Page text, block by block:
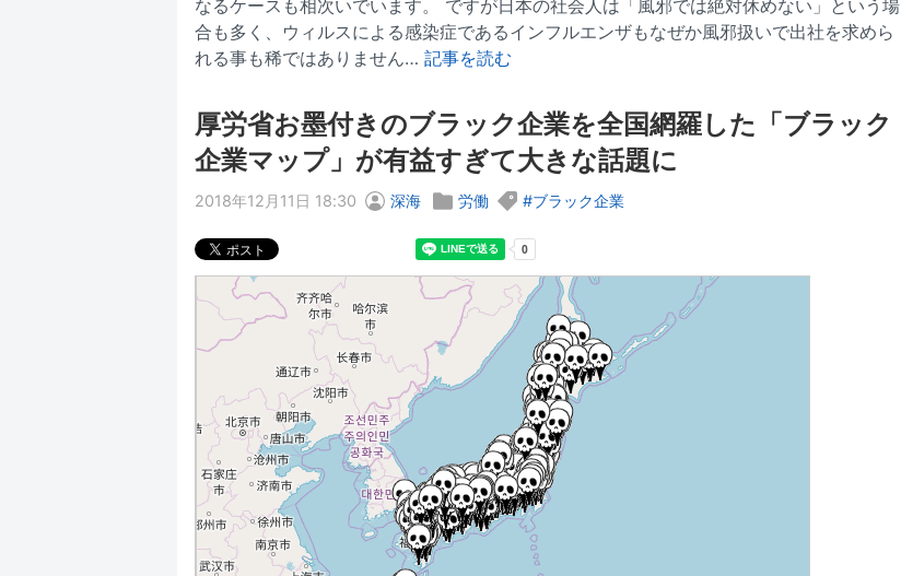
なるケースも相次いでいます。 ですが日本の社会人は「風邪では絶対休めない」という場
合も多く、ウィルスによる感染症であるインフルエンザもなぜか風邪扱いで出社を求めら
れる事も稀ではありません… 記事を読む
厚労省お墨付きのブラック企業を全国網羅した「ブラック
企業マップ」が有益すぎて大きな話題に
2018年12月11日 18:30 深海 労働 ブラック企業